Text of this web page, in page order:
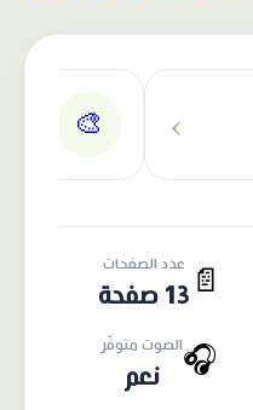
›
🎨
📄
عدد الصفحات
13 صفحة
🎧الصوت متوفّر
نعم